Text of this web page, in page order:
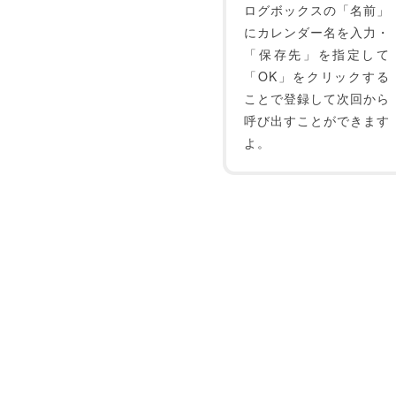
ログボックスの「名前」
にカレンダー名を入力・
「保存先」を指定して
「OK」をクリックする
ことで登録して次回から
呼び出すことができます
よ。